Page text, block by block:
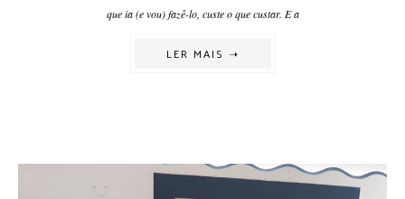
que ia (e vou) fazê-lo, custe o que custar. E a
LER MAIS ➝